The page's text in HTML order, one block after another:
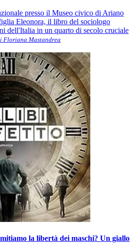
presso il Museo civico di Ariano
Eleonora, il libro del sociologo
dell'Italia in un quarto di secolo cruciale
Floriana Mastandrea
la libertà dei maschi? Un giallo